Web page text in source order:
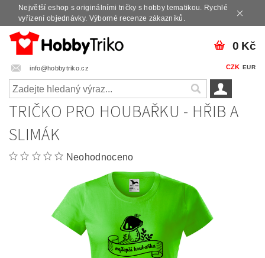
Největší eshop s originálními tričky s hobby tematikou. Rychlé
vyřízení objednávky. Výborné recenze zákazníků.
info@hobbytriko.cz CZK EUR
0 Kč
TRIČKO PRO HOUBAŘKU - HŘIB A
SLIMÁK
Neohodnoceno